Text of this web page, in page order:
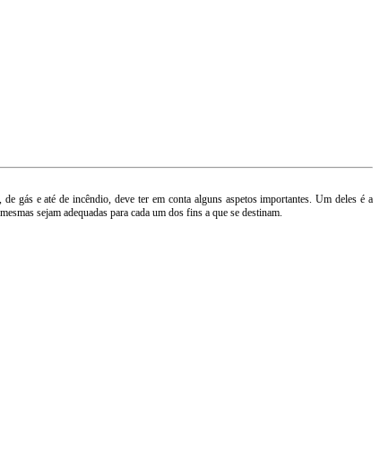
gás e até de incêndio, deve ter em conta alguns aspetos importantes. Um deles é a
sejam adequadas para cada um dos fins a que se destinam.